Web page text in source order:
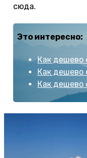
сюда.
Это интересно:
Как дешево
Как дешево
Как дешево